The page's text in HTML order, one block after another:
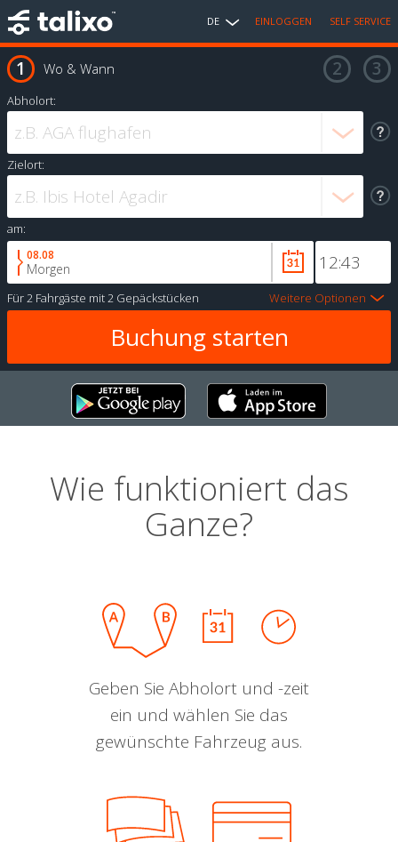
DE EINLOGGEN SELF SERVICE
Wo & Wann
Abholort:
Zielort:
am:
08.08
Morgen
Für2 Fahrgäste mit2 Gepäckstücken Weitere Optionen
Wie funktioniert das
Ganze?
Geben Sie Abholort und -zeit
ein und wählen Sie das
gewünschte Fahrzeug aus.